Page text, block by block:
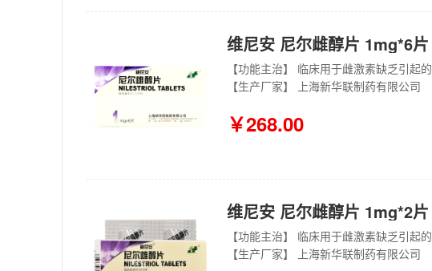
维尼安 尼尔雌醇片 1mg*6片
【生产厂家】 上海新华联制药有限公司
￥268.00
维尼安 尼尔雌醇片 1mg*2片
【生产厂家】 上海新华联制药有限公司